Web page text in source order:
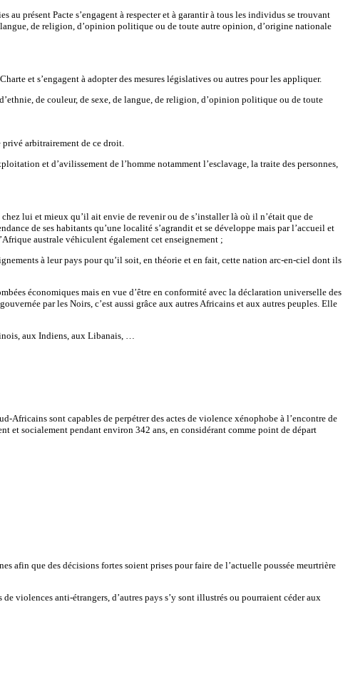
présent Pacte s’engagent à respecter et à garantir à tous les individus se trouvant
de religion, d’opinion politique ou de toute autre opinion, d’origine nationale
et s’engagent à adopter des mesures législatives ou autres pour les appliquer.
de couleur, de sexe, de langue, de religion, d’opinion politique ou de toute
arbitrairement de ce droit.
et d’avilissement de l’homme notamment l’esclavage, la traite des personnes,
lui et mieux qu’il ait envie de revenir ou de s’installer là où il n’était que de
de ses habitants qu’une localité s’agrandit et se développe mais par l’accueil et
australe véhiculent également cet enseignement ;
à leur pays pour qu’il soit, en théorie et en fait, cette nation arc-en-ciel dont ils
économiques mais en vue d’être en conformité avec la déclaration universelle des
par les Noirs, c’est aussi grâce aux autres Africains et aux autres peuples. Elle
aux Indiens, aux Libanais, …
Africains sont capables de perpétrer des actes de violence xénophobe à l’encontre de
et socialement pendant environ 342 ans, en considérant comme point de départ
afin que des décisions fortes soient prises pour faire de l’actuelle poussée meurtrière
violences anti-étrangers, d’autres pays s’y sont illustrés ou pourraient céder aux